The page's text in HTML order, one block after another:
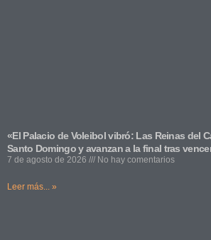
«El Palacio de Voleibol vibró: Las Reinas del
Santo Domingo y avanzan a la final tras
7 de agosto de 2026 No hay comentarios
Leer más... »